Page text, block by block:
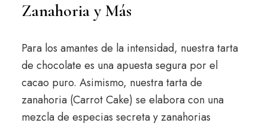
Zanahoria y Más
Para los amantes de la intensidad, nuestra tarta
de chocolate es una apuesta segura por el
cacao puro. Asimismo, nuestra tarta de
zanahoria (Carrot Cake) se elabora con una
mezcla de especias secreta y zanahorias